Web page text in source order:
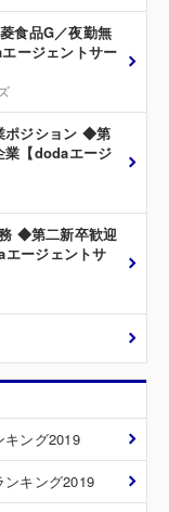
食品G／夜勤無
ージェントサー
ポジション ◆第
業【dodaエージ
◆第二新卒歓迎
ージェントサ
キング2019
キング2019